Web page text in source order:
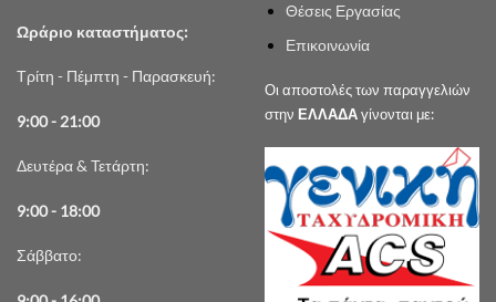
Ωράριο καταστήματος:
Τρίτη - Πέμπτη - Παρασκευή:
9:00 - 21:00
Δευτέρα & Τετάρτη:
9:00 - 18:00
Σάββατο:
Θέσεις Εργασίας
Επικοινωνία
Οι αποστολές των παραγγελιών
στην ΕΛΛΑΔΑγίνονται με: